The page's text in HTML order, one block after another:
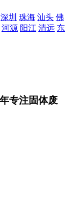
深圳 珠海 汕头 佛
河源 阳江 清远 东
专注固体废